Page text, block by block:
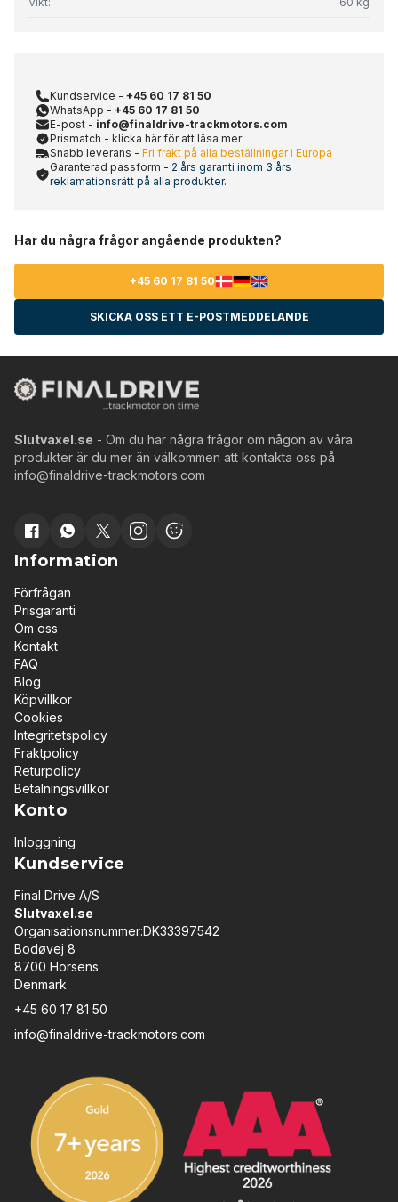
Kundservice - +45 60 17 81 50
WhatsApp - +45 60 17 81 50
E-post - info@finaldrive-trackmotors.com
Prismatch - klicka här för att läsa mer
Snabb leverans - Fri frakt på alla beställningar i Europa
Garanterad passform - 2 års garanti inom 3 års
reklamationsrätt på alla produkter.
Har du några frågor angående produkten?
+45 60 17 81 50
SKICKA OSS ETT E-POSTMEDDELANDE
Slutvaxel.se - Om du har några frågor om någon av våra
produkter är du mer än välkommen att kontakta oss på
info@finaldrive-trackmotors.com
Information
Förfrågan
Prisgaranti
Om oss
Kontakt
FAQ
Blog
Köpvillkor
Cookies
Integritetspolicy
Fraktpolicy
Returpolicy
Betalningsvillkor
Konto
Inloggning
Kundservice
Final Drive A/S
Slutvaxel.se
Organisationsnummer:DK33397542
Bodøvej 8
8700 Horsens
Denmark
+45 60 17 81 50
info@finaldrive-trackmotors.com